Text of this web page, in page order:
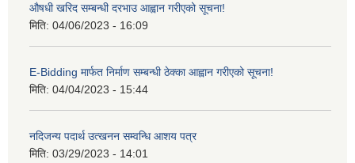
औषधी खरिद सम्बन्धी दरभाउ आह्वान गरीएको सूचना!
मिति: 04/06/2023 - 16:09
E-Bidding मार्फत निर्माण सम्बन्धी ठेक्का आह्वान गरीएको सूचना!
मिति: 04/04/2023 - 15:44
नदिजन्य पदार्थ उत्खनन सम्वन्धि आशय पत्र
मिति: 03/29/2023 - 14:01